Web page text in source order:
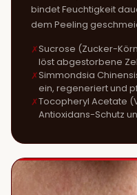
bindet Feuchtigkeit
dem Peeling
Sucrose (Zucker-
löst abgestorbene
Simmondsia
ein, regeneriert und
Tocopheryl Acetate
Antioxidans-Schutz